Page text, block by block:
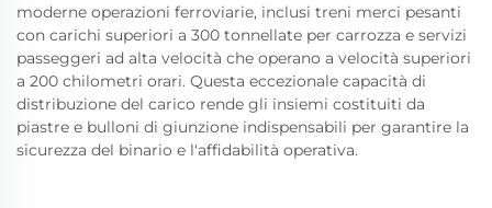
moderne operazioni ferroviarie, inclusi treni merci pesanti
con carichi superiori a 300 tonnellate per carrozza e servizi
passeggeri ad alta velocità che operano a velocità superiori
a 200 chilometri orari. Questa eccezionale capacità di
distribuzione del carico rende gli insiemi costituiti da
piastre e bulloni di giunzione indispensabili per garantire la
sicurezza del binario e l'affidabilità operativa.